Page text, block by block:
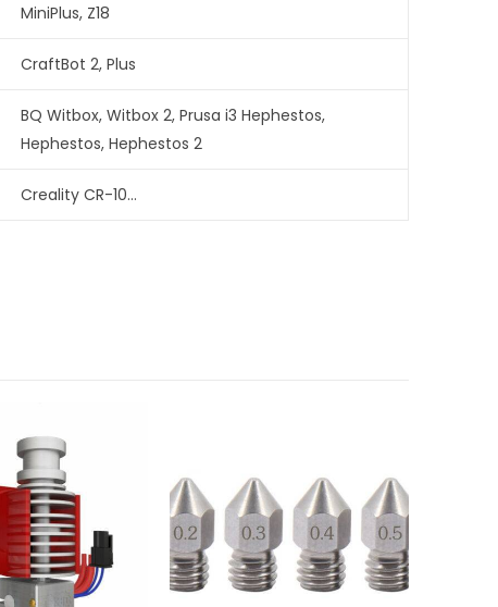
MiniPlus, Z18
CraftBot 2, Plus
BQ Witbox, Witbox 2, Prusa i3 Hephestos,
Hephestos, Hephestos 2
Creality CR-10…